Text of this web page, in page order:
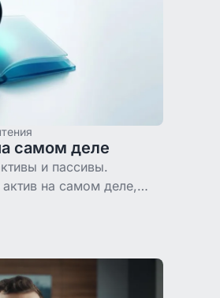
самом деле
и пассивы.
на самом деле,